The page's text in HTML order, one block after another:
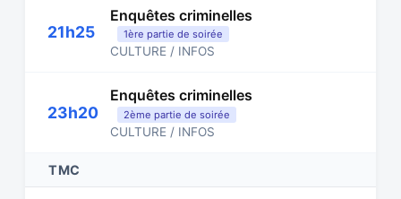
21h25
Enquêtes criminelles
1ère partie de soirée
CULTURE / INFOS
23h20
Enquêtes criminelles
2ème partie de soirée
CULTURE / INFOS
TMC